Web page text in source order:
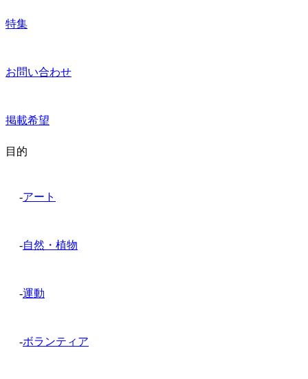
特集
お問い合わせ
掲載希望
目的
-アート
-自然・植物
-運動
-ボランティア